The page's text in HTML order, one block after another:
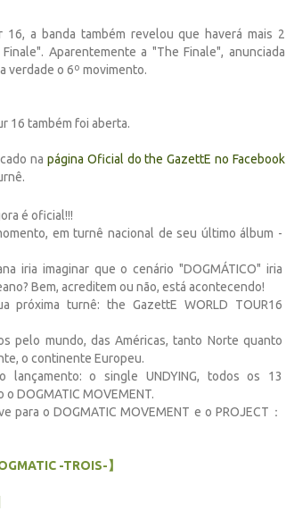
a banda também revelou que haverá mais 2
Aparentemente a "The Finale", anunciada
verdade o 6º movimento.
16 também foi aberta.
na página Oficial do the GazettE no Facebook
é oficial!!!
em turnê nacional de seu último álbum -
iria imaginar que o cenário "DOGMÁTICO" iria
Bem, acreditem ou não, está acontecendo!
próxima turnê: the GazettE WORLD TOUR16
pelo mundo, das Américas, tanto Norte quanto
o continente Europeu.
lançamento: o single UNDYING, todos os 13
DOGMATIC MOVEMENT.
o DOGMATIC MOVEMENT e o PROJECT：
-TROIS-】